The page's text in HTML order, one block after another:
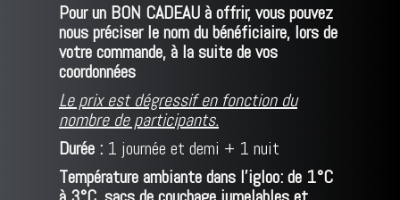
Pour un BON CADEAU à offrir, vous pouvez
nous préciser le nom du bénéficiaire, lors de
votre commande, à la suite de vos
coordonnées
Le prix est dégressif en fonction du
nombre de participants.
Durée : 1 journée et demi + 1 nuit
Température ambiante dans l'igloo: de 1°C